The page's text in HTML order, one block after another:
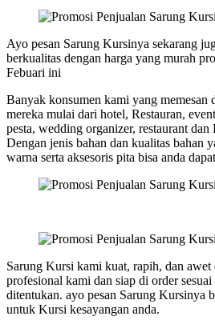
Ayo pesan Sarung Kursinya sekarang
berkualitas dengan harga yang murah
Febuari ini
Banyak konsumen kami yang memesan
mereka mulai dari hotel, Restauran,
pesta, wedding organizer, restaurant
Dengan jenis bahan dan kualitas bahan
warna serta aksesoris pita bisa anda
Sarung Kursi kami kuat, rapih, dan
profesional kami dan siap di order
ditentukan. ayo pesan Sarung Kursinya
untuk Kursi kesayangan anda.